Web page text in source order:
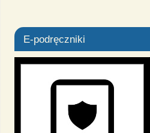
E-podręczniki